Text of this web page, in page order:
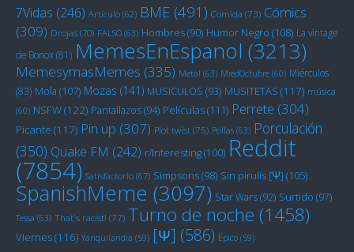
7Vidas (246) Artículo (62) BME (491) Comida (73) Cómics
(309) Drojas (70) FALSO (63) Hombres(90) Humor Negro (108) La vintage
de Bonox(81) MemesEnEspanol (3213)
MemesymasMemes (335) Metal (63) MiedOctubre (60) Miérculos
(83) Mola (107) Mozas (141) MUSICULOS (93) MUSITETAS (117) música
(60) NSFW(122) Pantallazos(94) Películas(111) Perrete (304)
Picante (117) Pin up (307) Plot twist (75) Pollas (63) Porculación
(350) Quake FM (242) r/Interesting(100) Reddit
(7854) Satisfactorio (67) Simpsons(98) Sin pirulís [Ψ] (105)
SpanishMeme (3097) Star Wars(92) Surtido (97)
Tessa (63) That's racist! (77) Turno de noche (1458)
Viernes(116) Yanquilandia (59) [Ψ] (586) Épico (59)